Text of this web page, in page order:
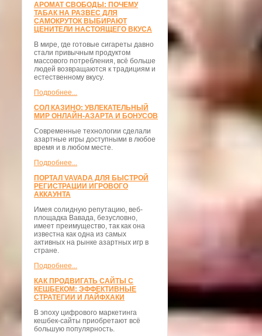
АРОМАТ СВОБОДЫ: ПОЧЕМУ
ТАБАК НА РАЗВЕС ДЛЯ
САМОКРУТОК ВЫБИРАЮТ
ЦЕНИТЕЛИ НАСТОЯЩЕГО ВКУСА
В мире, где готовые сигареты давно
стали привычным продуктом
массового потребления, всё больше
людей возвращаются к традициям и
естественному вкусу.
Подробнее...
СОЛ КАЗИНО: УВЛЕКАТЕЛЬНЫЙ
МИР ОНЛАЙН-АЗАРТА И БОНУСОВ
Современные технологии сделали
азартные игры доступными в любое
время и в любом месте.
Подробнее...
ПОРТАЛ VAVADA ДЛЯ БЫСТРОЙ
РЕГИСТРАЦИИ ИГРОВОГО
АККАУНТА
Имея солидную репутацию, веб-
площадка Вавада, безусловно,
имеет преимущество, так как она
известна как одна из самых
активных на рынке азартных игр в
стране.
Подробнее...
КАК ПРОДВИГАТЬ САЙТЫ С
КЕШБЕКОМ: ЭФФЕКТИВНЫЕ
СТРАТЕГИИ И ЛАЙФХАКИ
В эпоху цифрового маркетинга
кешбек-сайты приобретают всё
большую популярность.